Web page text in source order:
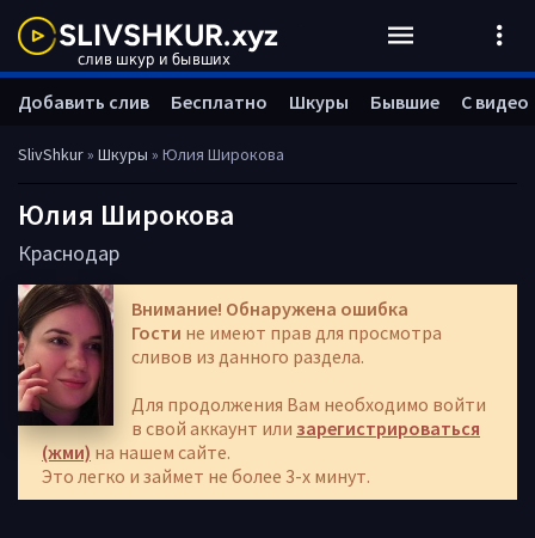
SlivShkur» Шкуры » Юлия Широкова
Юлия Широкова
Краснодар
Внимание! Обнаружена ошибка
Гости не имеют прав для просмотра
сливов из данного раздела.
Для продолжения Вам необходимо войти
в свой аккаунт или зарегистрироваться
(жми) на нашем сайте.
Это легко и займет не более 3-х минут.
Добавить слив Бесплатно Шкуры Бывшие С видео